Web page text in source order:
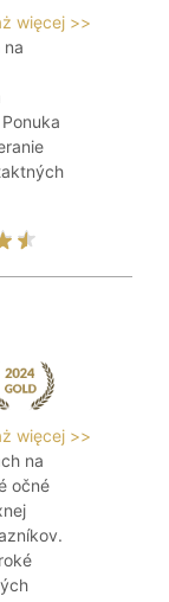
więcej >>
na
więcej >>
na
očné